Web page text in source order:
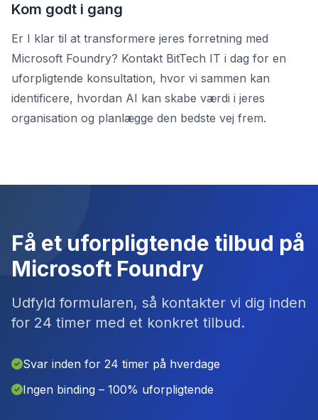
Kom godt i gang
Er I klar til at transformere jeres forretning med
Microsoft Foundry? Kontakt BitTech IT i dag for en
uforpligtende konsultation, hvor vi sammen kan
identificere, hvordan AI kan skabe værdi i jeres
organisation og planlægge den bedste vej frem.
Få et uforpligtende tilbud på
Microsoft Foundry
Udfyld formularen, så kontakter vi dig inden
for 24 timer med et konkret tilbud.
Svar inden for 24 timer på hverdage
Ingen binding – 100% uforpligtende